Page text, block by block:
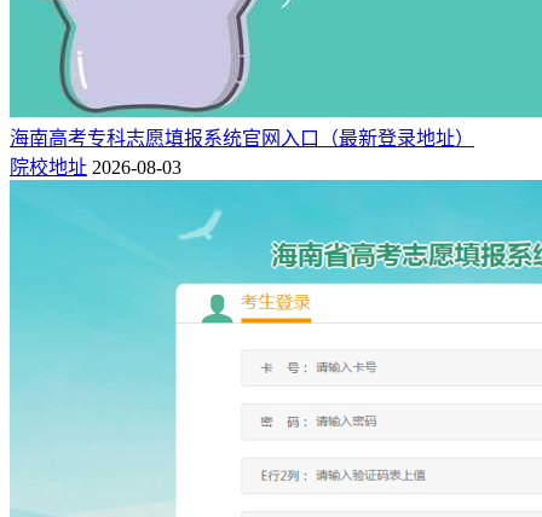
海南高考专科志愿填报系统官网入口（最新登录地址）
院校地址 2026-08-03